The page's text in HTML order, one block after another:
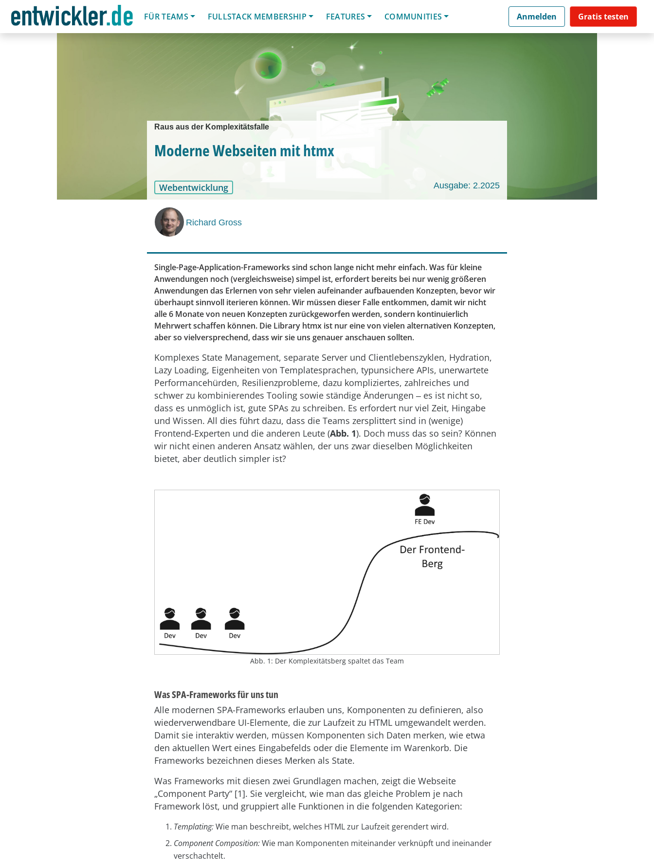
FÜR TEAMS
FULLSTACK MEMBERSHIP FEATURES COMMUNITIES Anmelden Gratis testen
Raus aus der Komplexitätsfalle
Moderne Webseiten mit htmx
Webentwicklung Ausgabe: 2.2025
Richard Gross
Single-Page-Application-Frameworks sind schon lange nicht mehr einfach. Was für kleine
Anwendungen noch (vergleichsweise) simpel ist, erfordert bereits bei nur wenig größeren
Anwendungen das Erlernen von sehr vielen aufeinander aufbauenden Konzepten, bevor wir
überhaupt sinnvoll iterieren können. Wir müssen dieser Falle entkommen, damit wir nicht
alle 6 Monate von neuen Konzepten zurückgeworfen werden, sondern kontinuierlich
Mehrwert schaffen können. Die Library htmx ist nur eine von vielen alternativen Konzepten,
aber so vielversprechend, dass wir sie uns genauer anschauen sollten.
Komplexes State Management, separate Server und Clientlebenszyklen, Hydration,
Lazy Loading, Eigenheiten von Templatesprachen, typunsichere APIs, unerwartete
Performancehürden, Resilienzprobleme, dazu kompliziertes, zahlreiches und
schwer zu kombinierendes Tooling sowie ständige Änderungen ‒ es ist nicht so,
dass es unmöglich ist, gute SPAs zu schreiben. Es erfordert nur viel Zeit, Hingabe
und Wissen. All dies führt dazu, dass die Teams zersplittert sind in (wenige)
Frontend-Experten und die anderen Leute (Abb. 1). Doch muss das so sein? Können
wir nicht einen anderen Ansatz wählen, der uns zwar dieselben Möglichkeiten
bietet, aber deutlich simpler ist?
Abb. 1: Der Komplexitätsberg spaltet das Team
Was SPA-Frameworks für uns tun
Alle modernen SPA-Frameworks erlauben uns, Komponenten zu definieren, also
wiederverwendbare UI-Elemente, die zur Laufzeit zu HTML umgewandelt werden.
Damit sie interaktiv werden, müssen Komponenten sich Daten merken, wie etwa
den aktuellen Wert eines Eingabefelds oder die Elemente im Warenkorb. Die
Frameworks bezeichnen dieses Merken als State.
Was Frameworks mit diesen zwei Grundlagen machen, zeigt die Webseite
„Component Party“ [1]. Sie vergleicht, wie man das gleiche Problem je nach
Framework löst, und gruppiert alle Funktionen in die folgenden Kategorien:
Templating:Wie man beschreibt, welches HTML zur Laufzeit gerendert wird.
Component Composition:Wie man Komponenten miteinander verknüpft und ineinander
verschachtelt.